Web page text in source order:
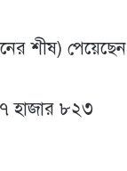
শীষ) পেয়েছেন
হাজার ৮২৩